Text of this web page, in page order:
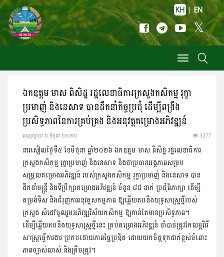
KH | EN
Toggle
navigation
ឯកឧត្តម មាស ពិសិដ្ឋ រដ្ឋលេខាធិការក្រសួងកសិកម្ម រុក្ខា
ប្រមាញ់ និងនេសាទ បានដឹកនាំកិច្ចប្រជុំ ដើម្បីពង្រឹង
ប្រសិទ្ធភាពនៃការគ្រប់គ្រង និងអនុវត្តគម្រោងអភិវឌ្ឍន៍
ចេញ​ផ្សាយ​ ៦ មិថុនា ២០២៦ 3277
នារសៀលថ្ងៃទី៥ ខែមិថុនា ឆ្នាំ២០២៦ ឯកឧត្តម មាស ពិសិដ្ឋ រដ្ឋលេខាធិការ
ក្រសួងកសិកម្ម រុក្ខាប្រមាញ់ និងនេសាទ និងជាប្រធានអង្គភាពសម្រប
សម្រួលគម្រោងអភិវឌ្ឍន៍ របស់ក្រសួងកសិកម្ម រុក្ខាប្រមាញ់ និងនេសាទ បាន
ដឹកនាំមន្រ្តី និងទីប្រឹក្សាគម្រោងអភិវឌ្ឍន៍ ចំនួន ៨៨ នាក់ ប្រជុំពិភាក្សា ដើម្បី
តម្រង់ទិស និងជំរុញកាអនុវត្តសកម្មភាព ឱ្យឆើ្លយតបនឹងយុទ្ធសាស្ត្រថ្មីរបស់
ក្រសួង សំដៅចូលរួមអភិវឌ្ឍវិស័យកសិកម្ម ឱ្យកាន់តែមានប្រសិទ្ធភាព។
ដើម្បីឆ្លើយតបនឹងយុទ្ធសាស្ត្រថ្មីនេះ គ្រប់គម្រោងអភិវឌ្ឍន៍ ចាំបាច់ត្រូវកែលម្អវិធី
សាស្រ្តធ្វើការងារ ប្រកបដោយភាពច្នៃប្រឌិត ដោយយកចិត្តទុកដាក់ខ្ពស់ចំពោះ
ភាពច្បាស់លាស់ និងត្រឹមត្រូវ។